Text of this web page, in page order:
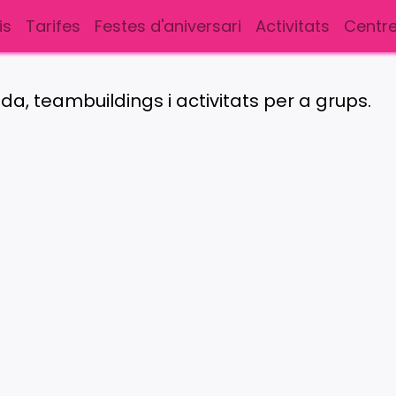
Tarifes Festes d'aniversari Activitats
teambuildings i activitats per a grups.